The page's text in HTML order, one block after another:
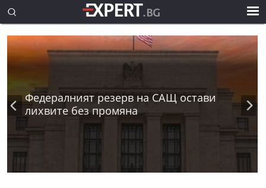
Федералният резерв на САЩ остави
лихвите без промяна